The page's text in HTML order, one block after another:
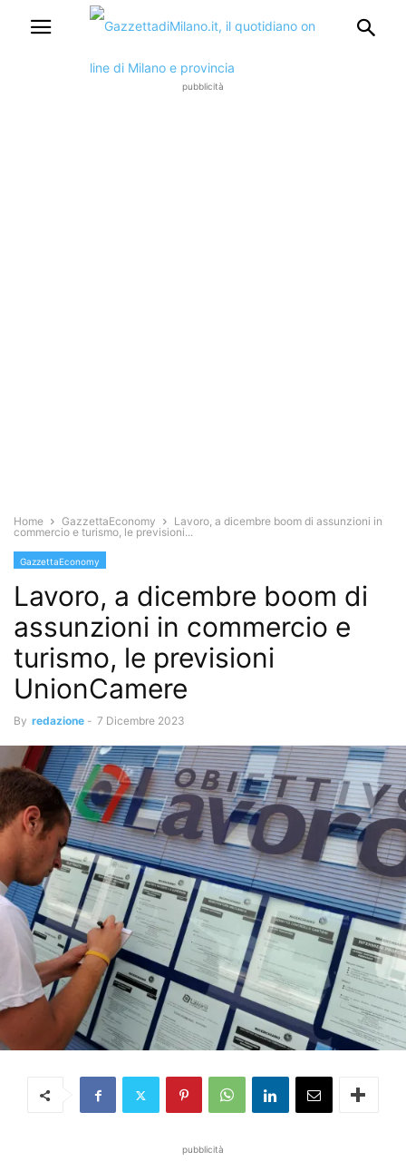
pubblicità
Home GazzettaEconomy
Lavoro, a dicembre boom di assunzioni in
commercio e turismo, le previsioni...
GazzettaEconomy
Lavoro, a dicembre boom di
assunzioni in commercio e
turismo, le previsioni
UnionCamere
By redazione - 7 Dicembre 2023
pubblicità